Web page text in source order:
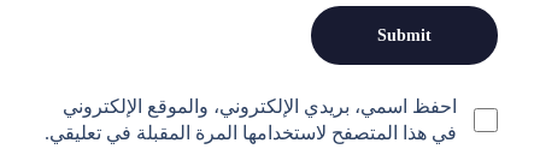
احفظ اسمي، بريدي الإلكتروني، والموقع الإلكتروني
في هذا المتصفح لاستخدامها المرة المقبلة في تعليقي.